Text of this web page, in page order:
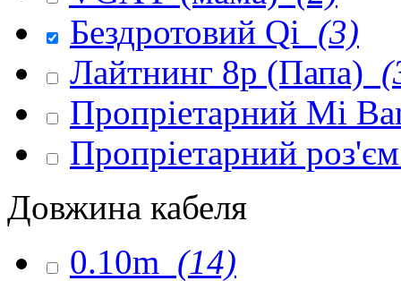
Бездротовий Qi (3)
Лайтнинг 8p (Папа)
Пропріетарний Mi
Пропріетарний
Довжина кабеля
0.10m (14)